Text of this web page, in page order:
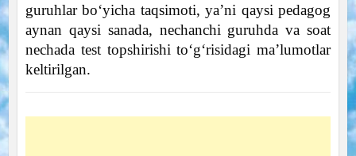
guruhlar bo‘yicha taqsimoti, ya’ni qaysi pedagog
aynan qaysi sanada, nechanchi guruhda va soat
nechada test topshirishi to‘g‘risidagi ma’lumotlar
keltirilgan.